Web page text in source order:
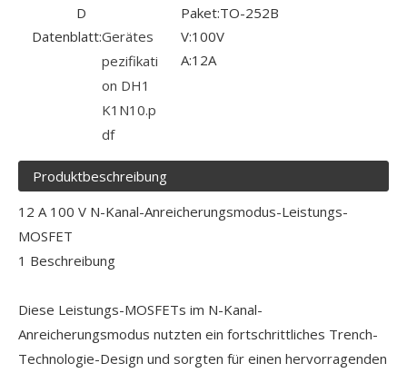
D
Paket:TO-252B
Datenblatt:Gerätes
pezifikati
on DH1
K1N10.p
df
V:100V
A:12A
Produktbeschreibung
12 A 100 V N-Kanal-Anreicherungsmodus-Leistungs-
MOSFET
1 Beschreibung
Diese Leistungs-MOSFETs im N-Kanal-
Anreicherungsmodus nutzten ein fortschrittliches Trench-
Technologie-Design und sorgten für einen hervorragenden